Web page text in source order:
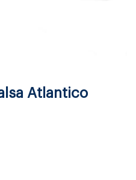
Atlantico